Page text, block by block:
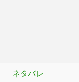
ネタバレ